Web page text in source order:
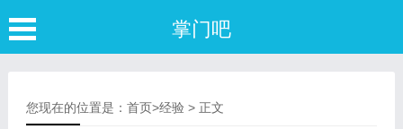
掌门吧
您现在的位置是： 首页>经验> 正文